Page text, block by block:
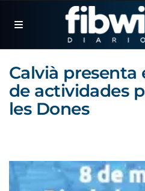
Calvià presenta
de actividades
les Dones